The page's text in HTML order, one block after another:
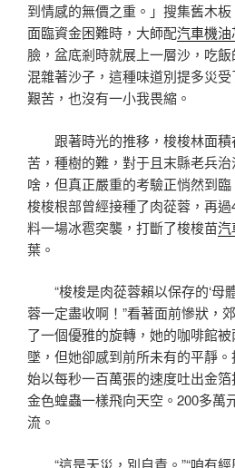
到情感的無價之重。」搜集舊木
面臨資金困難時，大師配汽車機油
臉，盆底剎時就展上一層沙，吃
混雜著沙子，這種味道別提多災
艱苦，也沒有一小我畏縮。
跟著時光的推移，梭梭林面
苦，種樹的難，對于且末縣老兵
啥，但真正嚴重的考驗正悄然到
梭梭根部曾經接種了肉蓯蓉，再
料一場冰雹突襲，打斷了梭梭苗汽
葉。
“梭梭是肉蓯蓉賴以保存的‘母
蓉一定盡收啊！”看著面前慘狀，
了一個優雅的旋轉，她的咖啡館
墜，但她卻感到前所未有的平靜
始以每秒一百萬張的速度吐出金
金色蝗蟲一樣飛向天空。200多萬
流。
“這是天災，別自責。”“咱有